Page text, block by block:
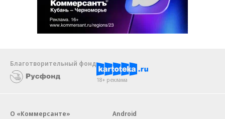
Благотворительный фонд
18+ реклама
О «Коммерсанте»
Android